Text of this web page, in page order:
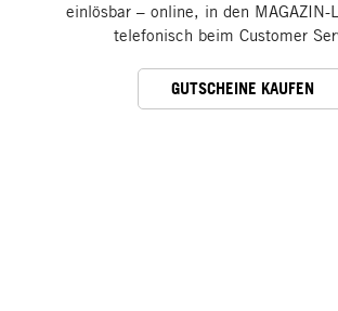
einlösbar – online, in den MAGAZIN-
telefonisch beim Customer
GUTSCHEINE KAUFEN